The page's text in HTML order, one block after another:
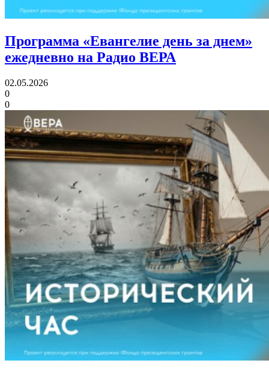
Программа «Евангелие день за днем»
ежедневно на Радио ВЕРА
02.05.2026
0
0